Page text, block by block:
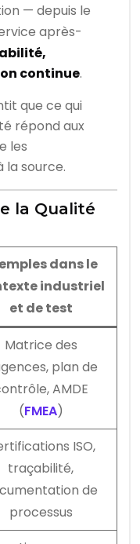
— depuis le
après-
continue.
que ce qui
répond aux
les
la source.
la Qualité
dans le
industriel
et de test
Matrice des
plan de
AMDE
(FMEA)
ISO,
traçabilité,
de
processus